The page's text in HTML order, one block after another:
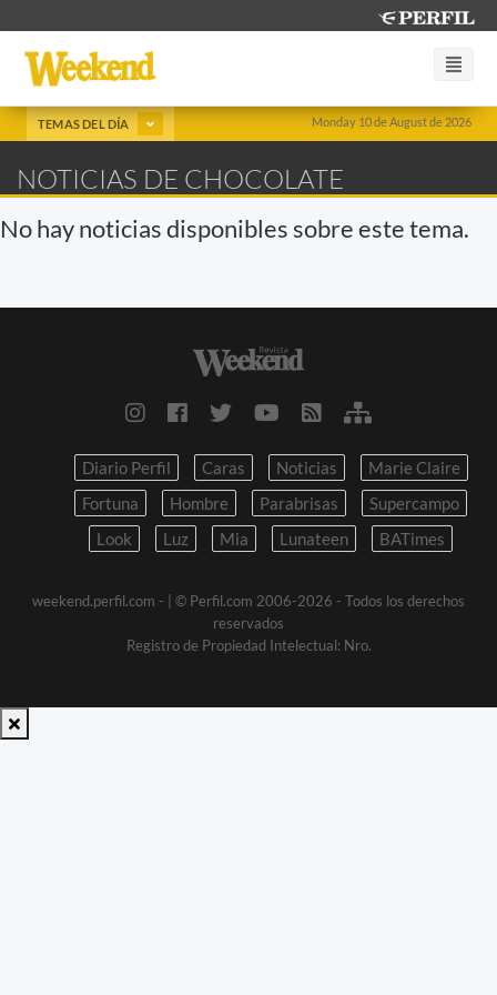
Monday 10 de August de 2026
TEMAS DEL DÍA
NOTICIAS DE CHOCOLATE
No hay noticias disponibles sobre este tema.
Diario Perfil Caras Noticias
Marie Claire
Fortuna
Hombre Parabrisas
Supercampo
Look
Luz Mia Lunateen BATimes
weekend.perfil.com -
| © Perfil.com 2006-2026 - Todos los derechos
reservados
Registro de Propiedad Intelectual: Nro.